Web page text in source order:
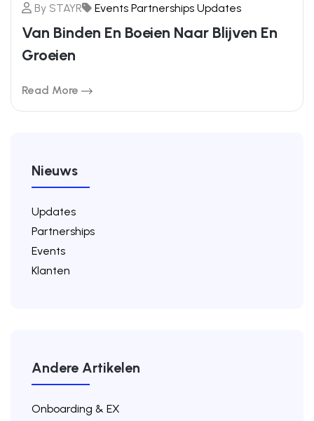
By STAYR Events Partnerships Updates
Van Binden En Boeien Naar Blijven En
Groeien
Read More
Nieuws
Updates
Partnerships
Events
Klanten
Andere Artikelen
Onboarding & EX